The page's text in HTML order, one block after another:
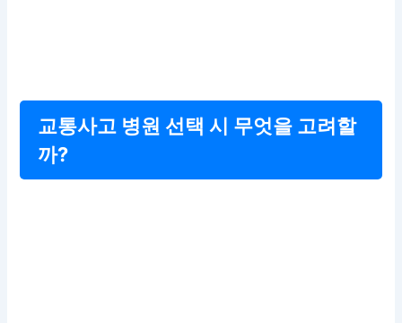
교통사고 병원 선택 시 무엇을 고려할
까?